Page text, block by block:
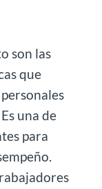
son las
que
una de
para